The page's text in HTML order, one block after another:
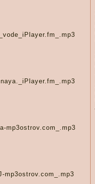
mp3ostrov.com_.mp3
mp3ostrov.com_.mp3